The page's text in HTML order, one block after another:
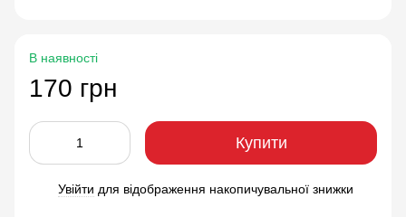
В наявності
170 грн
Купити
Увійти для відображення накопичувальної знижки